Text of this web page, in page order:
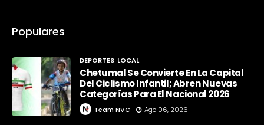
Populares
DEPORTES LOCAL
Chetumal Se Convierte En La Capital
Del Ciclismo Infantil; Abren Nuevas
Categorías Para El Nacional 2026
Team NVC Ago 06, 2026